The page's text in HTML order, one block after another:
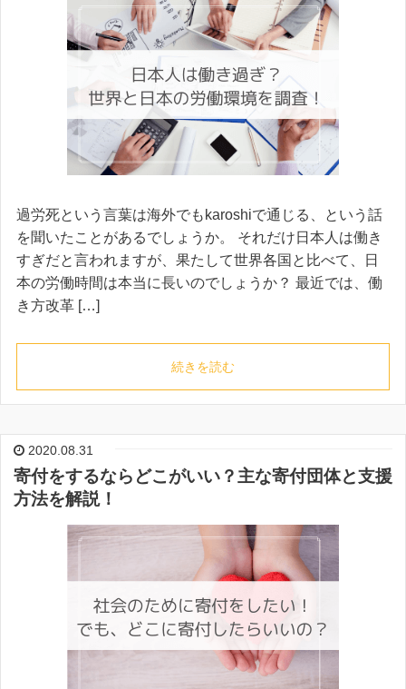
過労死という言葉は海外でもkaroshiで通じる、という話
を聞いたことがあるでしょうか。 それだけ日本人は働き
すぎだと言われますが、果たして世界各国と比べて、日
本の労働時間は本当に長いのでしょうか？ 最近では、働
き方改革 […]
続きを読む
2020.08.31
寄付をするならどこがいい？主な寄付団体と支援
方法を解説！